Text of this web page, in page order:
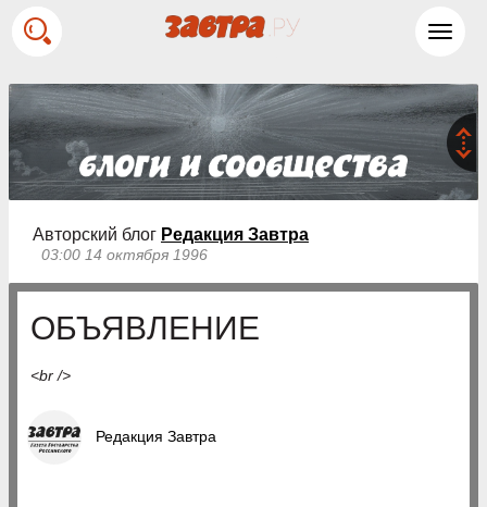
Авторский блог Редакция Завтра
03:00 14 октября 1996
ОБЪЯВЛЕНИЕ
<br />
Редакция Завтра